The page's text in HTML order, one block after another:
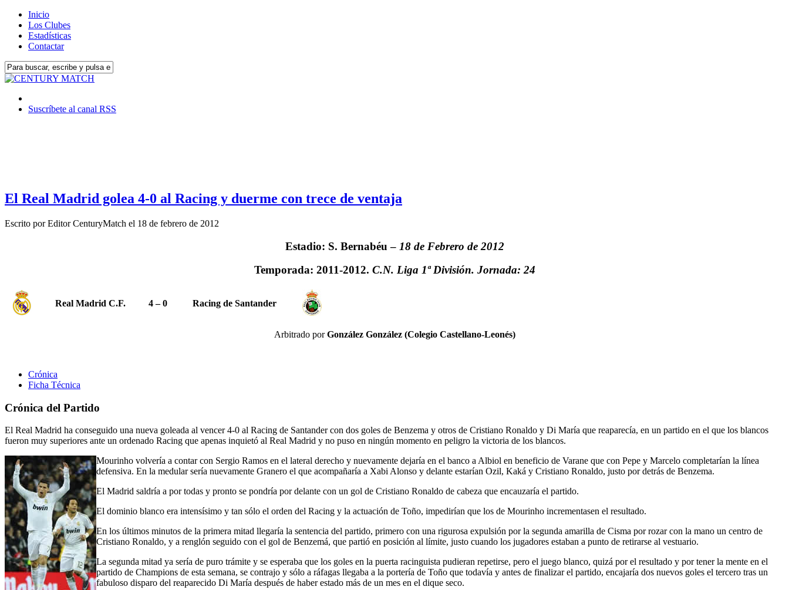
Inicio
Los Clubes
Estadísticas
Contactar
Suscríbete al canal RSS
El Real Madrid golea 4-0 al Racing y duerme con trece de ventaja
Escrito porEditor CenturyMatch el 18 de febrero de 2012
Estadio: S. Bernabéu – 18 de Febrero de 2012
Temporada: 2011-2012. C.N. Liga 1ª División. Jornada: 24
Real Madrid C.F. 4 – 0 Racing de Santander
Arbitrado porGonzález González (Colegio Castellano-Leonés)
Crónica
Ficha Técnica
Crónica del Partido
El Real Madrid ha conseguido una nueva goleada al vencer 4-0 al Racing de Santander con dos goles de Benzema y otros de Cristiano Ronaldo y Di María que reaparecía, en un partido en el que los blancos
fueron muy superiores ante un ordenado Racing que apenas inquietó al Real Madrid y no puso en ningún momento en peligro la victoria de los blancos.
Mourinho volvería a contar con Sergio Ramos en el lateral derecho y nuevamente dejaría en el banco a Albiol en beneficio de Varane que con Pepe y Marcelo completarían la línea
defensiva. En la medular sería nuevamente Granero el que acompañaría a Xabi Alonso y delante estarían Ozil, Kaká y Cristiano Ronaldo, justo por detrás de Benzema.
El Madrid saldría a por todas y pronto se pondría por delante con un gol de Cristiano Ronaldo de cabeza que encauzaría el partido.
El dominio blanco era intensísimo y tan sólo el orden del Racing y la actuación de Toño, impedirían que los de Mourinho incrementasen el resultado.
En los últimos minutos de la primera mitad llegaría la sentencia del partido, primero con una rigurosa expulsión por la segunda amarilla de Cisma por rozar con la mano un centro de
Cristiano Ronaldo, y a renglón seguido con el gol de Benzemá, que partió en posición al límite, justo cuando los jugadores estaban a punto de retirarse al vestuario.
La segunda mitad ya sería de puro trámite y se esperaba que los goles en la puerta racinguista pudieran repetirse, pero el juego blanco, quizá por el resultado y por tener la mente en el
partido de Champions de esta semana, se contrajo y sólo a ráfagas llegaba a la portería de Toño que todavía y antes de finalizar el partido, encajaría dos nuevos goles el tercero tras un
fabuloso disparo del reaparecido Di María después de haber estado más de un mes en el dique seco.